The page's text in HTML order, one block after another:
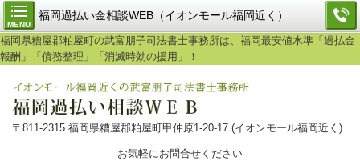
MENU
福岡過払い金相談WEB（イオンモール福岡近く）
福岡県糟屋郡粕屋町の武富朋子司法書士事務所は、福岡最安値水準「過払金
報酬」「債務整理」「消滅時効の援用」！
〒811-2315 福岡県糟屋郡粕屋町甲仲原1-20-17 (イオンモール福岡近く)
お気軽にお問合せください